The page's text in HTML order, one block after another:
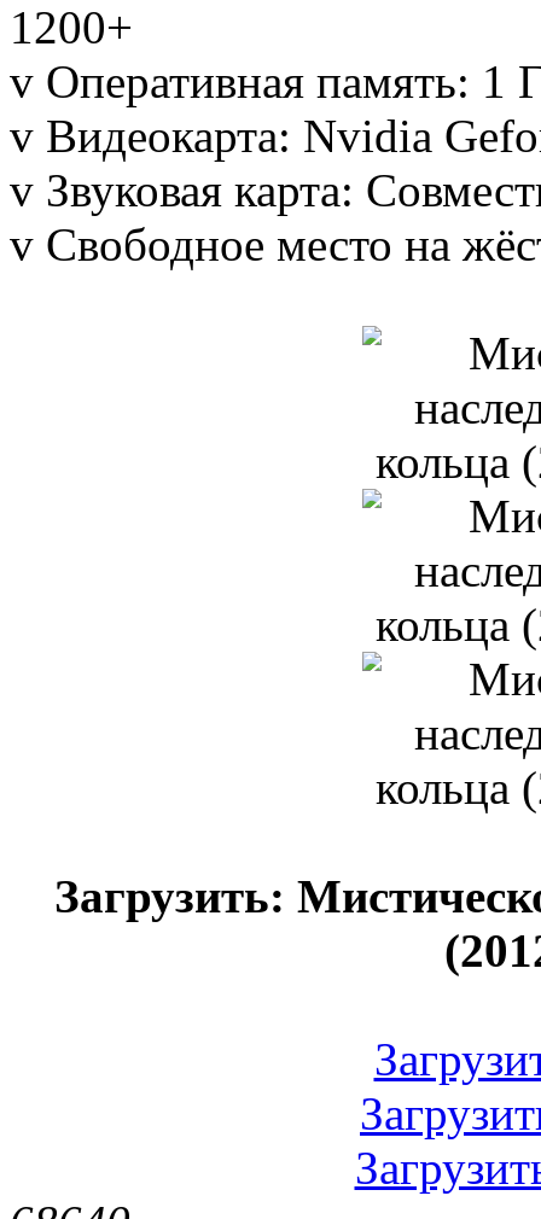
1200+
v Оперативная память: 1
v Видеокарта: Nvidia
v Звуковая карта:
v Свободное место на
Загрузить: